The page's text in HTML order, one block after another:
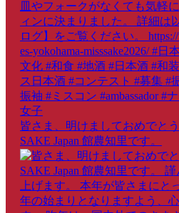
皆さま、明けましておめでと
SAKE Japan 館農知里です。